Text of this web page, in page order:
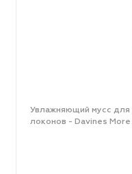
Увлажняющий мусс для
локонов - Davines